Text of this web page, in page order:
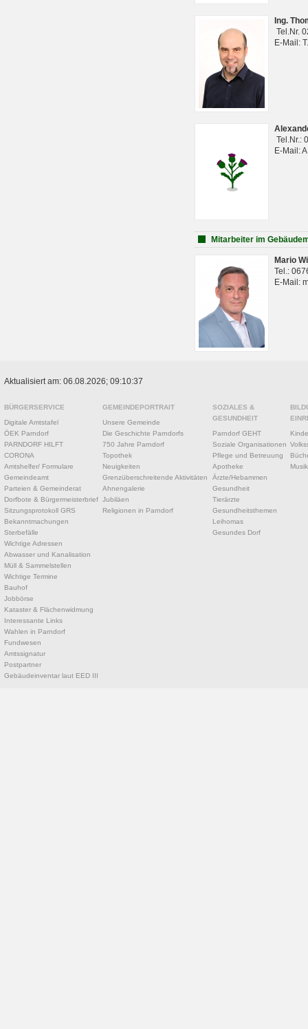
Ing.
Tel.Nr.
E-Mail:
Tel.Nr.:
E-Mail:
Mitarbeiter im
Mario
Tel.:
E-Mail:
Aktualisiert am: 06.08.2026; 09:10:37
BÜRGERSERVICE
Digitale Amtstafel
ÖEK Parndorf
PARNDORF HILFT
CORONA
Amtshelfer/ Formulare
Gemeindeamt
Parteien & Gemeinderat
Dorfbote & Bürgermeisterbrief
Sitzungsprotokoll GRS
Bekanntmachungen
Sterbefälle
Wichtige Adressen
Abwasser und Kanalisation
Müll & Sammelstellen
Wichtige Termine
Bauhof
Jobbörse
Kataster & Flächenwidmung
Interessante Links
Wahlen in Parndorf
Fundwesen
Amtssignatur
Postpartner
Gebäudeinventar laut EED III
GEMEINDEPORTRAIT
Unsere Gemeinde
Die Geschichte Parndorfs
750 Jahre Parndorf
Topothek
Neuigkeiten
Grenzüberschreitende Aktivitäten
Ahnengalerie
Jubiläen
Religionen in Parndorf
SOZIALES &
GESUNDHEIT
Parndorf GEHT
Soziale Organisationen
Pflege und Betreuung
Apotheke
Ärzte/Hebammen
Gesundheit
Tierärzte
Gesundheitsthemen
Leihomas
Gesundes Dorf